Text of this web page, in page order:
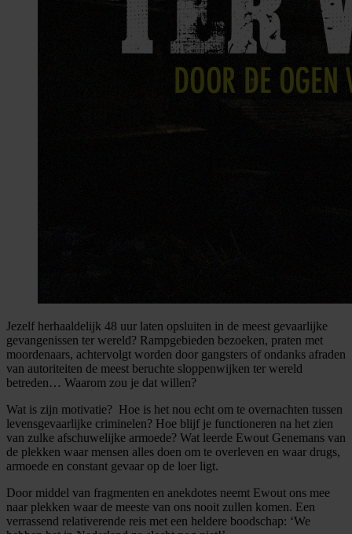
Jezelf herhaaldelijk 48 uur laten opsluiten in de meest gevaarlijke
gevangenissen ter wereld? Rampgebieden bezoeken, praten met
moordenaars, achtervolgt worden door gangsters of ondanks afraden
van autoriteiten de meest beruchte sloppenwijken ter wereld
betreden… Waarom zou je dat willen?
Wat is zijn motivatie? Hoe is het nou echt om te overnachten tussen
levensgevaarlijke criminelen? Hoe blijf je functioneren na het zien
van zulke afschuwelijke armoede? Wat leerde Ewout Genemans van
de plekken waar mensen alles doen om te overleven en waar drugs,
armoede en constant gevaar op de loer ligt.
Door middel van fragmenten en anekdotes neemt Ewout ons mee
naar plekken waar de meeste van ons nooit zullen komen. Een
verrassend relativerende reis met een heldere boodschap: ‘We